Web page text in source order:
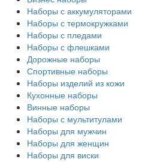
Наборы с аккумуляторами
Наборы с термокружками
Наборы с пледами
Наборы с флешками
Дорожные наборы
Спортивные наборы
Наборы изделий из кожи
Кухонные наборы
Винные наборы
Наборы с мультитулами
Наборы для мужчин
Наборы для женщин
Наборы для виски